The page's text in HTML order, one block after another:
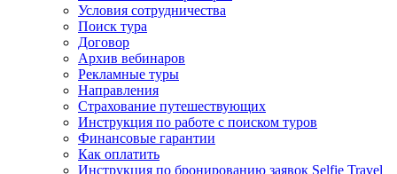
Условия сотрудничества
Поиск тура
Договор
Архив вебинаров
Рекламные туры
Направления
Страхование путешествующих
Инструкция по работе с поиском туров
Финансовые гарантии
Как оплатить
Инструкция по бронированию заявок Selfie Travel